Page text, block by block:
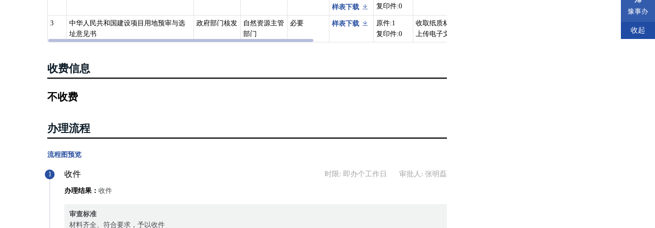
样表下载
复印件:0
3
中华人民共和国建设项目用地预审与选
址意见书
政府部门核发
自然资源主管
部门
必要 样表下载
原件:1
复印件:0
收取纸质材料、
上传电子文件
收费信息
不收费
办理流程
流程图预览
1 收件 时限: 即办个工作日 审批人: 张明磊
办理结果： 收件
审查标准
材料齐全、符合要求，予以收件
豫事办
收起